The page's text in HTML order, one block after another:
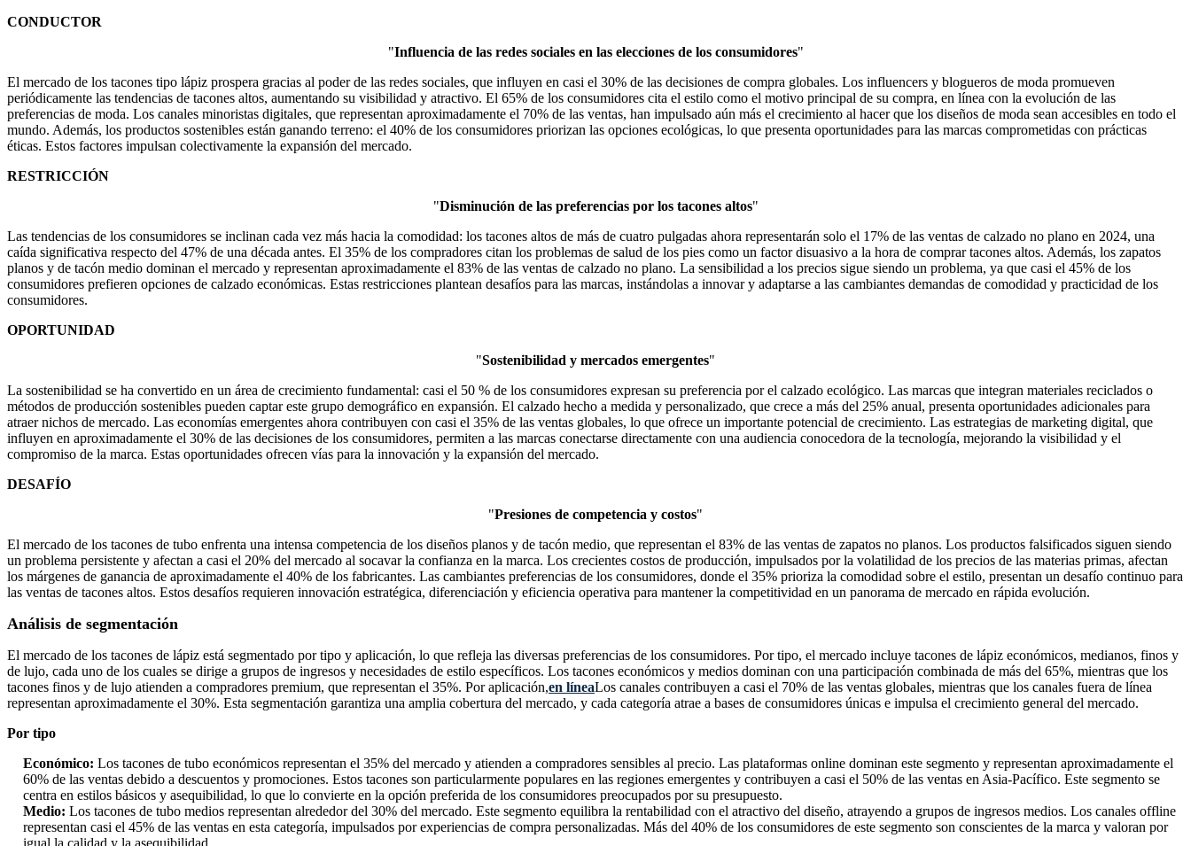
CONDUCTOR
"Influencia de las redes sociales en las elecciones de los consumidores"
El mercado de los tacones tipo lápiz prospera gracias al poder de las redes sociales, que influyen en casi el 30% de las decisiones de compra globales. Los influencers y blogueros de moda promueven
periódicamente las tendencias de tacones altos, aumentando su visibilidad y atractivo. El 65% de los consumidores cita el estilo como el motivo principal de su compra, en línea con la evolución de las
preferencias de moda. Los canales minoristas digitales, que representan aproximadamente el 70% de las ventas, han impulsado aún más el crecimiento al hacer que los diseños de moda sean accesibles en todo el
mundo. Además, los productos sostenibles están ganando terreno: el 40% de los consumidores priorizan las opciones ecológicas, lo que presenta oportunidades para las marcas comprometidas con prácticas
éticas. Estos factores impulsan colectivamente la expansión del mercado.
RESTRICCIÓN
"Disminución de las preferencias por los tacones altos"
Las tendencias de los consumidores se inclinan cada vez más hacia la comodidad: los tacones altos de más de cuatro pulgadas ahora representarán solo el 17% de las ventas de calzado no plano en 2024, una
caída significativa respecto del 47% de una década antes. El 35% de los compradores citan los problemas de salud de los pies como un factor disuasivo a la hora de comprar tacones altos. Además, los zapatos
planos y de tacón medio dominan el mercado y representan aproximadamente el 83% de las ventas de calzado no plano. La sensibilidad a los precios sigue siendo un problema, ya que casi el 45% de los
consumidores prefieren opciones de calzado económicas. Estas restricciones plantean desafíos para las marcas, instándolas a innovar y adaptarse a las cambiantes demandas de comodidad y practicidad de los
consumidores.
OPORTUNIDAD
"Sostenibilidad y mercados emergentes"
La sostenibilidad se ha convertido en un área de crecimiento fundamental: casi el 50 % de los consumidores expresan su preferencia por el calzado ecológico. Las marcas que integran materiales reciclados o
métodos de producción sostenibles pueden captar este grupo demográfico en expansión. El calzado hecho a medida y personalizado, que crece a más del 25% anual, presenta oportunidades adicionales para
atraer nichos de mercado. Las economías emergentes ahora contribuyen con casi el 35% de las ventas globales, lo que ofrece un importante potencial de crecimiento. Las estrategias de marketing digital, que
influyen en aproximadamente el 30% de las decisiones de los consumidores, permiten a las marcas conectarse directamente con una audiencia conocedora de la tecnología, mejorando la visibilidad y el
compromiso de la marca. Estas oportunidades ofrecen vías para la innovación y la expansión del mercado.
DESAFÍO
"Presiones de competencia y costos"
El mercado de los tacones de tubo enfrenta una intensa competencia de los diseños planos y de tacón medio, que representan el 83% de las ventas de zapatos no planos. Los productos falsificados siguen siendo
un problema persistente y afectan a casi el 20% del mercado al socavar la confianza en la marca. Los crecientes costos de producción, impulsados ​​por la volatilidad de los precios de las materias primas, afectan
los márgenes de ganancia de aproximadamente el 40% de los fabricantes. Las cambiantes preferencias de los consumidores, donde el 35% prioriza la comodidad sobre el estilo, presentan un desafío continuo para
las ventas de tacones altos. Estos desafíos requieren innovación estratégica, diferenciación y eficiencia operativa para mantener la competitividad en un panorama de mercado en rápida evolución.
Análisis de segmentación
El mercado de los tacones de lápiz está segmentado por tipo y aplicación, lo que refleja las diversas preferencias de los consumidores. Por tipo, el mercado incluye tacones de lápiz económicos, medianos, finos y
de lujo, cada uno de los cuales se dirige a grupos de ingresos y necesidades de estilo específicos. Los tacones económicos y medios dominan con una participación combinada de más del 65%, mientras que los
tacones finos y de lujo atienden a compradores premium, que representan el 35%. Por aplicación,en líneaLos canales contribuyen a casi el 70% de las ventas globales, mientras que los canales fuera de línea
representan aproximadamente el 30%. Esta segmentación garantiza una amplia cobertura del mercado, y cada categoría atrae a bases de consumidores únicas e impulsa el crecimiento general del mercado.
Por tipo
Económico: Los tacones de tubo económicos representan el 35% del mercado y atienden a compradores sensibles al precio. Las plataformas online dominan este segmento y representan aproximadamente el
60% de las ventas debido a descuentos y promociones. Estos tacones son particularmente populares en las regiones emergentes y contribuyen a casi el 50% de las ventas en Asia-Pacífico. Este segmento se
centra en estilos básicos y asequibilidad, lo que lo convierte en la opción preferida de los consumidores preocupados por su presupuesto.
Medio: Los tacones de tubo medios representan alrededor del 30% del mercado. Este segmento equilibra la rentabilidad con el atractivo del diseño, atrayendo a grupos de ingresos medios. Los canales offline
representan casi el 45% de las ventas en esta categoría, impulsados ​​por experiencias de compra personalizadas. Más del 40% de los consumidores de este segmento son conscientes de la marca y valoran por
igual la calidad y la asequibilidad.